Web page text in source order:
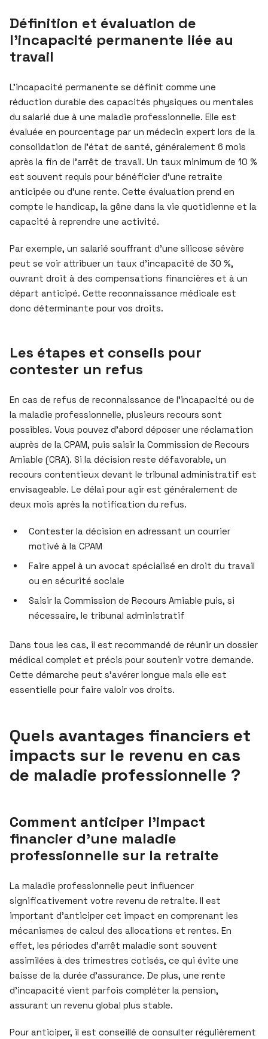
Définition et évaluation de
l’incapacité permanente liée au
travail
L’incapacité permanente se définit comme une
réduction durable des capacités physiques ou mentales
du salarié due à une maladie professionnelle. Elle est
évaluée en pourcentage par un médecin expert lors de la
consolidation de l’état de santé, généralement 6 mois
après la fin de l’arrêt de travail. Un taux minimum de 10 %
est souvent requis pour bénéficier d’une retraite
anticipée ou d’une rente. Cette évaluation prend en
compte le handicap, la gêne dans la vie quotidienne et la
capacité à reprendre une activité.
Par exemple, un salarié souffrant d’une silicose sévère
peut se voir attribuer un taux d’incapacité de 30 %,
ouvrant droit à des compensations financières et à un
départ anticipé. Cette reconnaissance médicale est
donc déterminante pour vos droits.
Les étapes et conseils pour
contester un refus
En cas de refus de reconnaissance de l’incapacité ou de
la maladie professionnelle, plusieurs recours sont
possibles. Vous pouvez d’abord déposer une réclamation
auprès de la CPAM, puis saisir la Commission de Recours
Amiable (CRA). Si la décision reste défavorable, un
recours contentieux devant le tribunal administratif est
envisageable. Le délai pour agir est généralement de
deux mois après la notification du refus.
Contester la décision en adressant un courrier
motivé à la CPAM
Faire appel à un avocat spécialisé en droit du travail
ou en sécurité sociale
Saisir la Commission de Recours Amiable puis, si
nécessaire, le tribunal administratif
Dans tous les cas, il est recommandé de réunir un dossier
médical complet et précis pour soutenir votre demande.
Cette démarche peut s’avérer longue mais elle est
essentielle pour faire valoir vos droits.
Quels avantages financiers et
impacts sur le revenu en cas
de maladie professionnelle ?
Comment anticiper l’impact
financier d’une maladie
professionnelle sur la retraite
La maladie professionnelle peut influencer
significativement votre revenu de retraite. Il est
important d’anticiper cet impact en comprenant les
mécanismes de calcul des allocations et rentes. En
effet, les périodes d’arrêt maladie sont souvent
assimilées à des trimestres cotisés, ce qui évite une
baisse de la durée d’assurance. De plus, une rente
d’incapacité vient parfois compléter la pension,
assurant un revenu global plus stable.
Pour anticiper, il est conseillé de consulter régulièrement